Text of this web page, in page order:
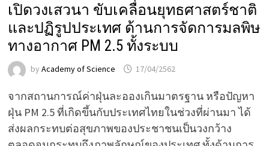
เปิดวงเสวนา ขับเคลื่อนยุทธศาสตร์ชาติ
และปฏิรูปประเทศ ด้านการจัดการมลพิษ
ทางอากาศ PM 2.5 ทั้งระบบ
by Academy of Science 17/04/2562
จากสถานการณ์ค่าฝุ่นละอองเกินมาตรฐาน หรือปัญหา
ฝุ่น PM 2.5 ที่เกิดขึ้นกับประเทศไทยในช่วงที่ผ่านมา ได้
ส่งผลกระทบต่อสุขภาพของประชาชนเป็นวงกว้าง